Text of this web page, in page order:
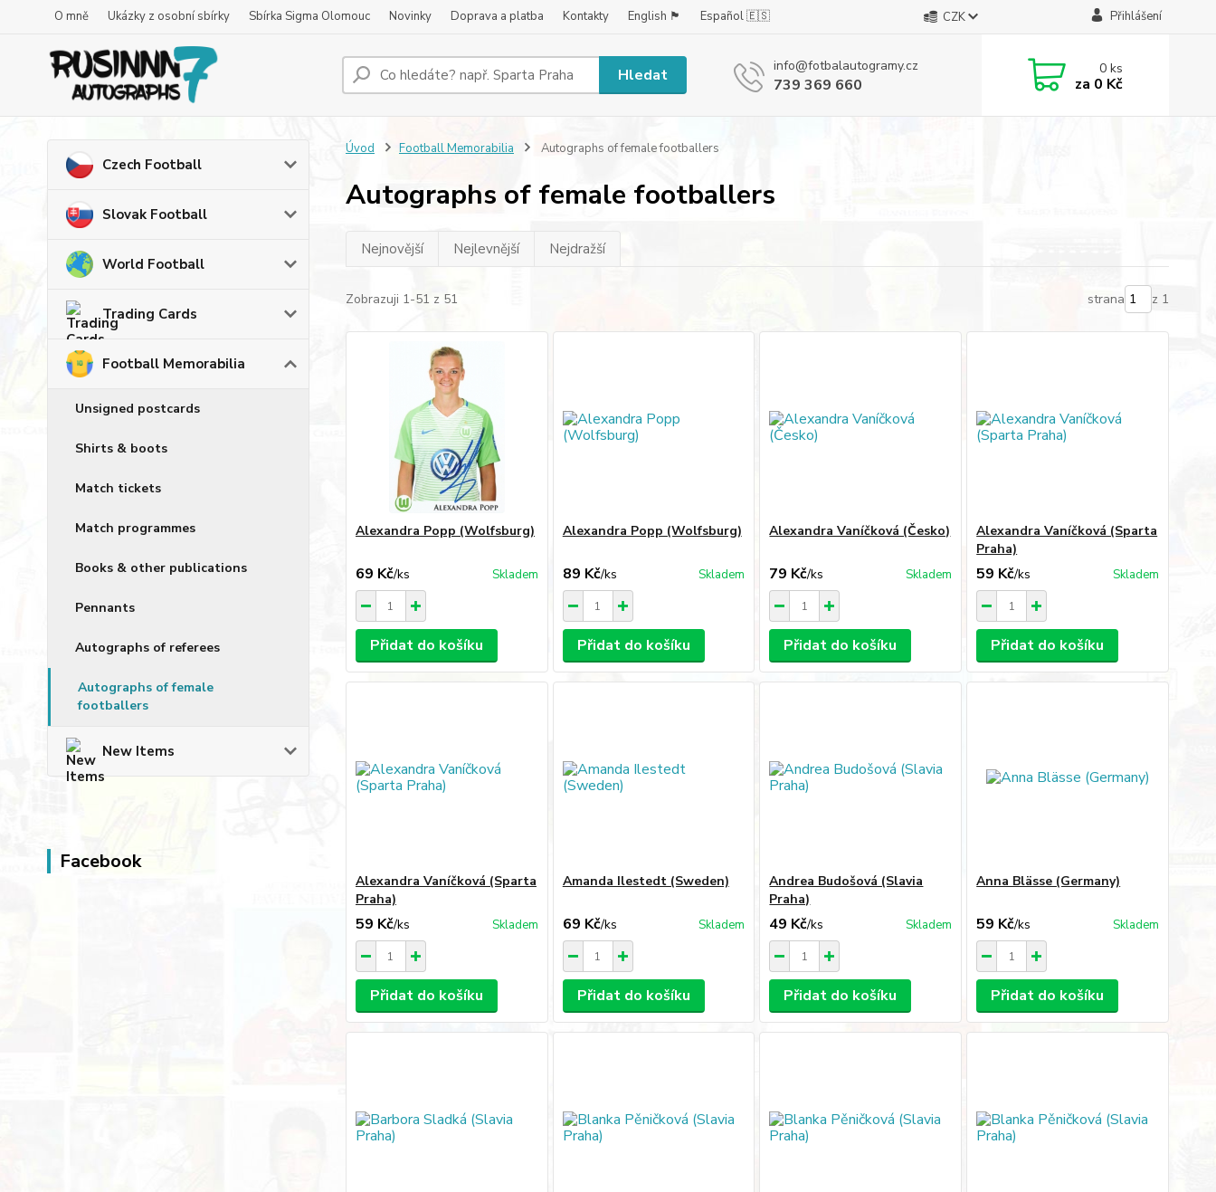
O mně Ukázky z osobní sbírky Sbírka Sigma Olomouc Novinky Doprava a platba Kontakty English 🏴󠁧󠁢󠁥󠁮󠁧󠁿 Español 🇪🇸 CZK Přihlášení
Hledat info@fotbalautogramy.cz
739 369 660
0ks
za 0 Kč
Czech Football
Slovak Football
World Football
Trading Cards
Football Memorabilia
Unsigned postcards
Shirts & boots
Match tickets
Match programmes
Books & other publications
Pennants
Autographs of referees
Autographs of female
footballers
New Items
Facebook
Úvod Football Memorabilia Autographs of female footballers
Autographs of female footballers
Nejnovější Nejlevnější Nejdražší
Zobrazuji 1-51 z 51 strana z 1
Alexandra Popp (Wolfsburg)
69 Kč/ks Skladem
Přidat do košíku
Alexandra Popp (Wolfsburg)
89 Kč/ks Skladem
Přidat do košíku
Alexandra Vaníčková (Česko)
79 Kč/ks Skladem
Přidat do košíku
Alexandra Vaníčková (Sparta
Praha)
59 Kč/ks Skladem
Přidat do košíku
Alexandra Vaníčková (Sparta
Praha)
59 Kč/ks Skladem
Přidat do košíku
Amanda Ilestedt (Sweden)
69 Kč/ks Skladem
Přidat do košíku
Andrea Budošová (Slavia
Praha)
49 Kč/ks Skladem
Přidat do košíku
Anna Blässe (Germany)
59 Kč/ks Skladem
Přidat do košíku